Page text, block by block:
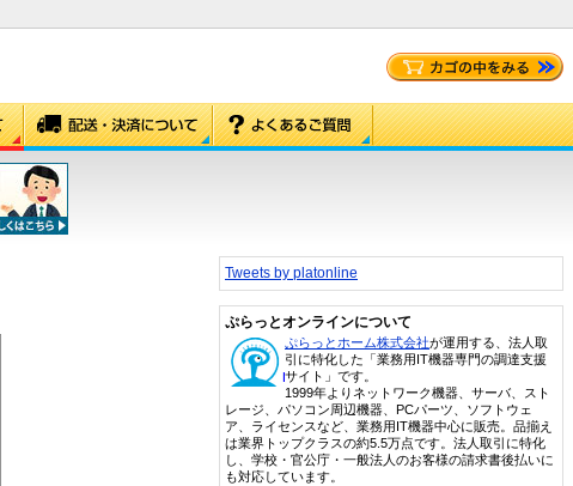
Tweets by platonline
ぷらっとオンラインについて
ぷらっとホーム株式会社が運用する、法人取
引に特化した「業務用IT機器専門の調達支援
サイト」です。
1999年よりネットワーク機器、サーバ、スト
レージ、パソコン周辺機器、PCパーツ、ソフトウェ
ア、ライセンスなど、業務用IT機器中心に販売。品揃え
は業界トップクラスの約5.5万点です。法人取引に特化
し、学校・官公庁・一般法人のお客様の請求書後払いに
も対応しています。